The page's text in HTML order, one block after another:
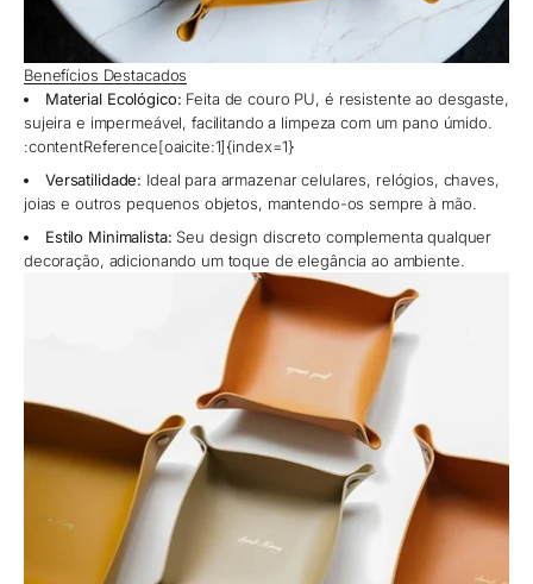
Benefícios Destacados
Material Ecológico: Feita de couro PU, é resistente ao desgaste,
sujeira e impermeável, facilitando a limpeza com um pano úmido.
:contentReference[oaicite:1]{index=1}
Versatilidade: Ideal para armazenar celulares, relógios, chaves,
joias e outros pequenos objetos, mantendo-os sempre à mão.
Estilo Minimalista: Seu design discreto complementa qualquer
decoração, adicionando um toque de elegância ao ambiente.